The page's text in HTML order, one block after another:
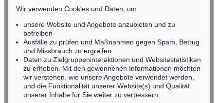
Kunstformen der Natur
, 1904
Ergebnis:€ 1.845
Ergebnis:€ 1.726
RHEINLAND-PFALZ
Miriam Heß
Tel.: +49 (0)62 21 58 80-038
Fax: +49 (0)62 21 58 80-595
infoheidelberg@kettererkunst.de
NORDDEUTSCHLAND
Nico Kassel, M.A.
Tel.: +49 (0)89 55244-164
Wir verwenden Cookies und Daten, um
unsere Website und Angebote anzubieten und zu
betreiben
Ausfälle zu prüfen und Maßnahmen gegen Spam, Betrug
und Missbrauch zu ergreifen
Daten zu Zielgruppeninteraktionen und Websitestatistiken
zu erheben. Mit den gewonnenen Informationen möchten
wir verstehen, wie unsere Angebote verwendet werden,
und die Funktionalität unserer Website(s) und Qualität
unserer Inhalte für Sie weiter zu verbessern.